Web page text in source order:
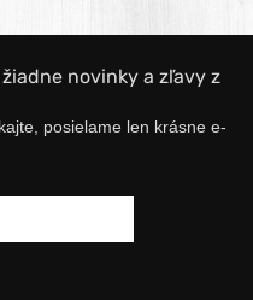
novinky a zľavy z
posielame len krásne e-